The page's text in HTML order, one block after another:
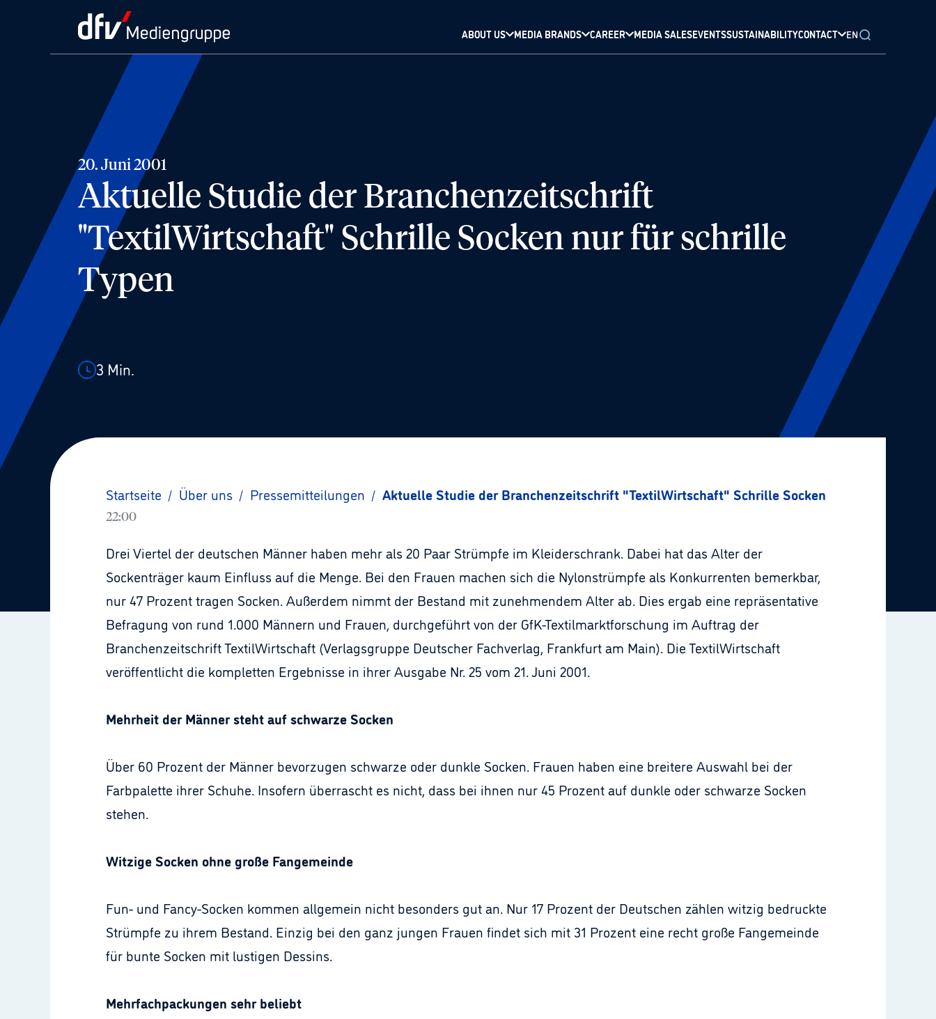
ABOUT US MEDIA BRANDS CAREER MEDIA SALESEVENTSSUSTAINABILITYCONTACT EN
20. Juni 2001
Aktuelle Studie der Branchenzeitschrift
"TextilWirtschaft" Schrille Socken nur für schrille
Typen
3 Min.
Startseite / Über uns / Pressemitteilungen / Aktuelle Studie der Branchenzeitschrift "TextilWirtschaft" Schrille Socken nur für schrille
22:00
Drei Viertel der deutschen Männer haben mehr als 20 Paar Strümpfe im Kleiderschrank. Dabei hat das Alter der
Sockenträger kaum Einfluss auf die Menge. Bei den Frauen machen sich die Nylonstrümpfe als Konkurrenten bemerkbar,
nur 47 Prozent tragen Socken. Außerdem nimmt der Bestand mit zunehmendem Alter ab. Dies ergab eine repräsentative
Befragung von rund 1.000 Männern und Frauen, durchgeführt von der GfK-Textilmarktforschung im Auftrag der
Branchenzeitschrift TextilWirtschaft (Verlagsgruppe Deutscher Fachverlag, Frankfurt am Main). Die TextilWirtschaft
veröffentlicht die kompletten Ergebnisse in ihrer Ausgabe Nr. 25 vom 21. Juni 2001.
Mehrheit der Männer steht auf schwarze Socken
Über 60 Prozent der Männer bevorzugen schwarze oder dunkle Socken. Frauen haben eine breitere Auswahl bei der
Farbpalette ihrer Schuhe. Insofern überrascht es nicht, dass bei ihnen nur 45 Prozent auf dunkle oder schwarze Socken
stehen.
Witzige Socken ohne große Fangemeinde
Fun- und Fancy-Socken kommen allgemein nicht besonders gut an. Nur 17 Prozent der Deutschen zählen witzig bedruckte
Strümpfe zu ihrem Bestand. Einzig bei den ganz jungen Frauen findet sich mit 31 Prozent eine recht große Fangemeinde
für bunte Socken mit lustigen Dessins.
Mehrfachpackungen sehr beliebt